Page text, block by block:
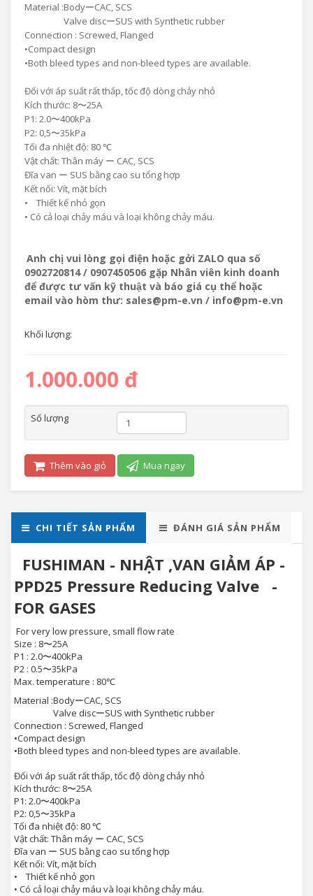
Material :BodyーCAC, SCS
Valve discーSUS with Synthetic rubber
Connection : Screwed, Flanged
•Compact design
•Both bleed types and non-bleed types are available.
Đối với áp suất rất thấp, tốc độ dòng chảy nhỏ
Kích thước: 8〜25A
P1: 2.0〜400kPa
P2: 0,5〜35kPa
Tối đa nhiệt độ: 80 ℃
Vật chất: Thân máy ー CAC, SCS
Đĩa van ー SUS bằng cao su tổng hợp
Kết nối: Vít, mặt bích
• Thiết kế nhỏ gọn
• Có cả loại chảy máu và loại không chảy máu.
Anh chị vui lòng gọi điện hoặc gởi ZALO qua số
0902720814 / 0907450506 gặp Nhân viên kinh doanh
để được tư vấn kỹ thuật và báo giá cụ thể hoặc
email vào hòm thư: sales@pm-e.vn / info@pm-e.vn
Khối lượng:
1.000.000 đ
Số lượng
Thêm vào giỏ Mua ngay
CHI TIẾT SẢN PHẨM ĐÁNH GIÁ SẢN PHẨM
FUSHIMAN - NHẬT ,VAN GIẢM ÁP -
PPD25 Pressure Reducing Valve -
FOR GASES
For very low pressure, small flow rate
Size : 8〜25A
P1 : 2.0〜400kPa
P2 : 0.5〜35kPa
Max. temperature : 80℃
Material :BodyーCAC, SCS
Valve discーSUS with Synthetic rubber
Connection : Screwed, Flanged
•Compact design
•Both bleed types and non-bleed types are available.
Đối với áp suất rất thấp, tốc độ dòng chảy nhỏ
Kích thước: 8〜25A
P1: 2.0〜400kPa
P2: 0,5〜35kPa
Tối đa nhiệt độ: 80 ℃
Vật chất: Thân máy ー CAC, SCS
Đĩa van ー SUS bằng cao su tổng hợp
Kết nối: Vít, mặt bích
• Thiết kế nhỏ gọn
• Có cả loại chảy máu và loại không chảy máu.